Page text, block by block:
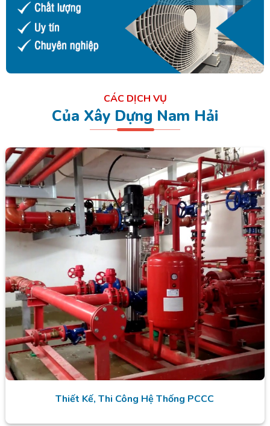
CÁC DỊCH VỤ
Của Xây Dựng Nam Hải
Thiết Kế, Thi Công Hệ Thống PCCC